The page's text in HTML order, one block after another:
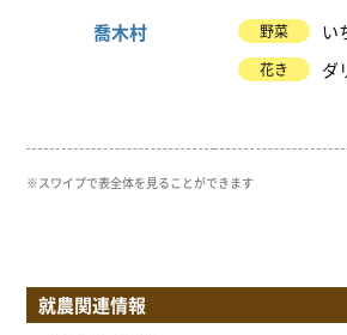
喬木村 野菜 い
花き ダ
就農関連情報